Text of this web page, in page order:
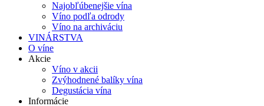
Najobľúbenejšie vína
Víno podľa odrody
Víno na archiváciu
VINÁRSTVA
O víne
Akcie
Víno v akcii
Zvýhodnené balíky vína
Degustácia vína
Informácie